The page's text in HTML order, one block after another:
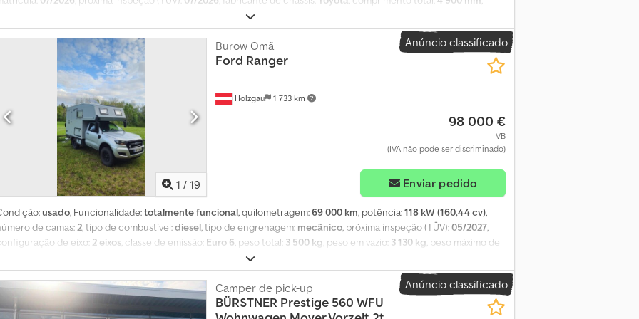
, configuração de eixo:
km, peso total:2 400 kg, peso operacional:2 400 kg, Equipamento:ABS, cama individual, camas individuais,
casa de banho, chuveiro, cozinha a bordo, registo de automóvel, sistema de navegação, veículo não fumador, Em
bom estado, com homologação para veículo clássico. Csdpfx Anozqu Dpeisrf
Anúncio classificado
1 / 19
Holzgau 1 733 km
Burow Omã
Ford Ranger
98 000 €
VB
(IVA não pode ser discriminado)
Enviar pedido
usado, Funcionalidade:totalmente funcional, quilometragem:69 000 km, potência:118 kW (160,44 cv),
de camas: 2 , tipo de combustível:diesel , tipo de engrenagem: mecânico , próxima inspeção (TÜV):05/2027
de eixo: 2 eixos , classe de emissão: Euro 6 , peso total: 3 500 kg , peso em vazio: 3 130 kg , peso máximo de
, Equipamento:
bloqueio do diferencial, cama individual, casa de banho, chuveiro, controlo de tração, controlo de
de cruzeiro, cozinha a bordo, direção assistida, faróis adicionais, fecho centralizado, parque solar,
para todas as estações, programa eletrónico de estabilidade (ESP), tração integral
, À venda, o nosso Ford
Anúncio classificado
Camper de pick-up
BÜRSTNER Prestige 560 WFU